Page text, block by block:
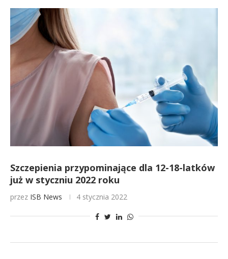
Szczepienia przypominające dla 12-18-latków
już w styczniu 2022 roku
przez ISB News 4 stycznia 2022